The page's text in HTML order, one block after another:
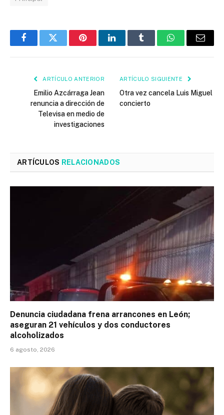
FacebookTwitter PinterestLinkedInTumblr WhatsAppEmail
ARTÍCULO ANTERIOR
Emilio Azcárraga Jean
renuncia a dirección de
Televisa en medio de
investigaciones
ARTÍCULO SIGUIENTE
Otra vez cancela Luis Miguel
concierto
ARTÍCULOS RELACIONADOS
Denuncia ciudadana frena arrancones en León;
aseguran 21 vehículos y dos conductores
alcoholizados
6 agosto, 2026